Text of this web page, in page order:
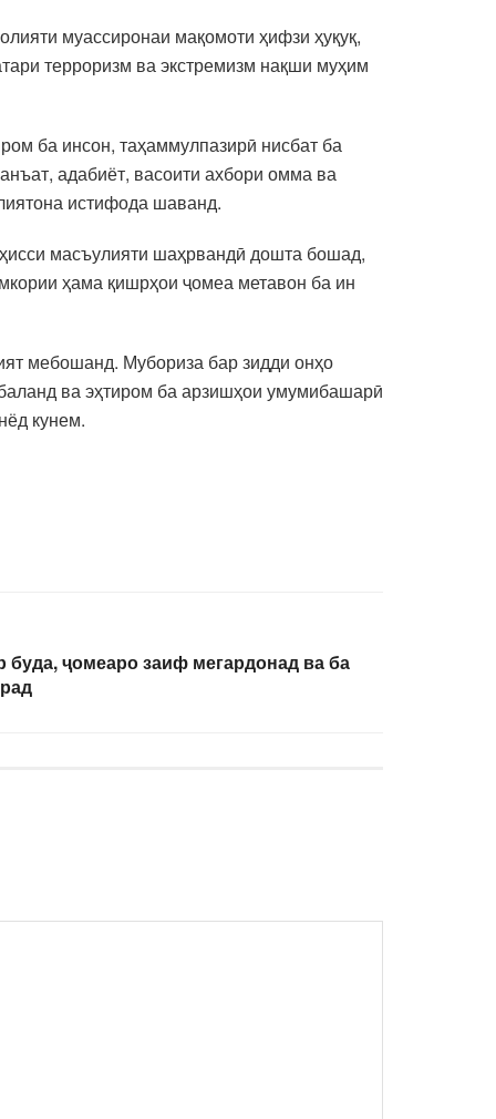
муассиронаи мақомоти ҳифзи ҳуқуқ,
терроризм ва экстремизм нақши муҳим
ба инсон, таҳаммулпазирӣ нисбат ба
адабиёт, васоити ахбори омма ва
истифода шаванд.
масъулияти шаҳрвандӣ дошта бошад,
ҳама қишрҳои ҷомеа метавон ба ин
мебошанд. Мубориза бар зидди онҳо
ва эҳтиром ба арзишҳои умумибашарӣ
кунем.
ҷомеаро заиф мегардонад ва ба